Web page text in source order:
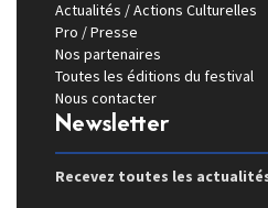
Actualités / Actions Culturelles
Pro / Presse
Nos partenaires
Toutes les éditions du festival
Nous contacter
Newsletter
Recevez toutes les